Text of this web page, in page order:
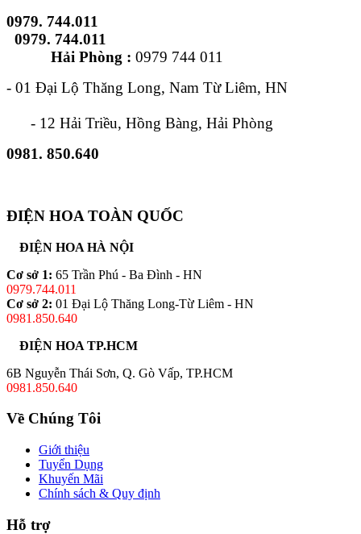
0979. 744.011
0979. 744.011
Hải Phòng : 0979 744 011
- 01 Đại Lộ Thăng Long, Nam Từ Liêm, HN
- 12 Hải Triều, Hồng Bàng, Hải Phòng
0981. 850.640
ĐIỆN HOA TOÀN QUỐC
ĐIỆN HOA HÀ NỘI
Cơ sở 1: 65 Trần Phú - Ba Đình - HN
0979.744.011
Cơ sở 2: 01 Đại Lộ Thăng Long-Từ Liêm - HN
0981.850.640
ĐIỆN HOA TP.HCM
6B Nguyễn Thái Sơn, Q. Gò Vấp, TP.HCM
0981.850.640
Về Chúng Tôi
Giới thiệu
Tuyển Dụng
Khuyến Mãi
Chính sách & Quy định
Hỗ trợ